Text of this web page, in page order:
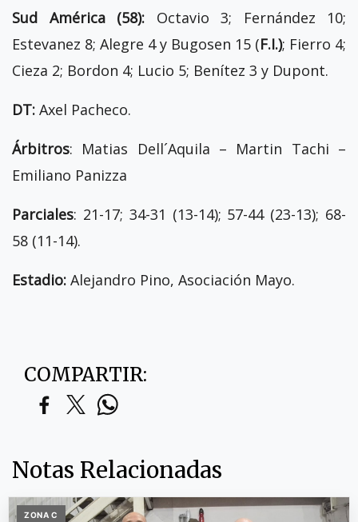
Sud América (58): Octavio 3; Fernández 10;
Estevanez 8; Alegre 4 y Bugosen 15 (F.I.); Fierro 4;
Cieza 2; Bordon 4; Lucio 5; Benítez 3 y Dupont.
DT: Axel Pacheco.
Árbitros: Matias Dell´Aquila – Martin Tachi –
Emiliano Panizza
Parciales: 21-17; 34-31 (13-14); 57-44 (23-13); 68-
58 (11-14).
Estadio: Alejandro Pino, Asociación Mayo.
COMPARTIR:
Notas Relacionadas
ZONA C